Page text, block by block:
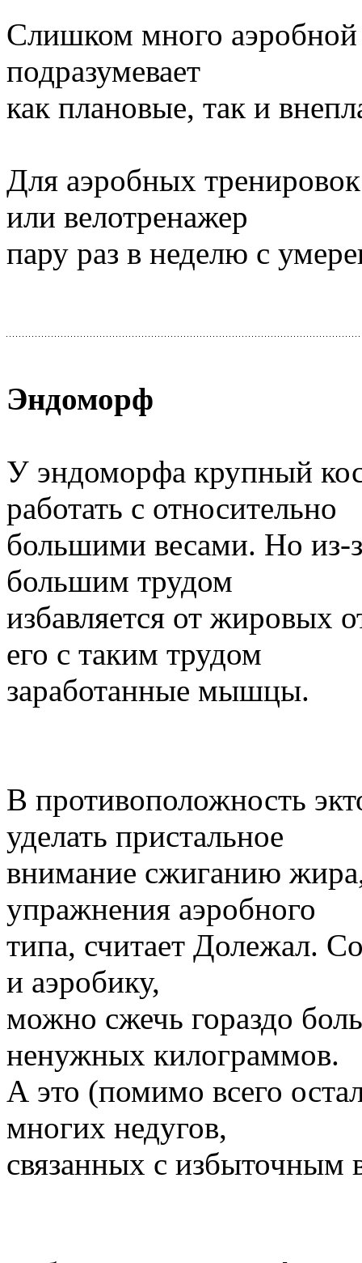
Слишком много аэробной
подразумевает
как плановые, так и
Для аэробных
или велотренажер
пару раз в неделю с
Эндоморф
У эндоморфа крупный
работать с относительно
большими весами. Но из-
большим трудом
избавляется от жировых
его с таким трудом
заработанные мышцы.
В противоположность
уделать пристальное
внимание сжиганию
упражнения аэробного
типа, считает Долежал.
и аэробику,
можно сжечь гораздо
ненужных килограммов.
А это (помимо всего
многих недугов,
связанных с избыточным